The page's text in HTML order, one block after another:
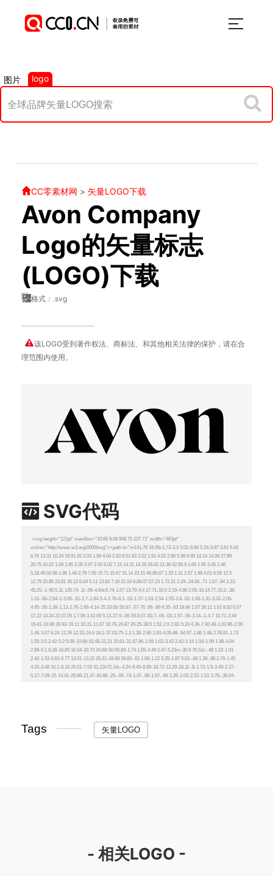
图片 logo
CC零素材网 > 矢量LOGO下载
Avon Company
Logo的矢量标志
(LOGO)下载
格式：.svg
该LOGO受到著作权法、商标法、和其他相关法律的保护，请在合
理范围内使用。
SVG代码
Tags 矢量LOGO
- 相关LOGO -